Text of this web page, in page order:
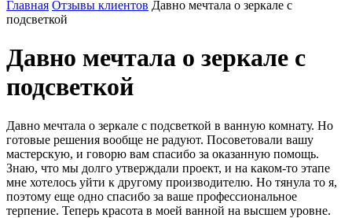
Главная Отзывы клиентов Давно мечтала о зеркале с
подсветкой
Давно мечтала о зеркале с
подсветкой
Давно мечтала о зеркале с подсветкой в ванную комнату. Но
готовые решения вообще не радуют. Посоветовали вашу
мастерскую, и говорю вам спасибо за оказанную помощь.
Знаю, что мы долго утверждали проект, и на каком-то этапе
мне хотелось уйти к другому производителю. Но тянула то я,
поэтому еще одно спасибо за ваше профессиональное
терпение. Теперь красота в моей ванной на высшем уровне.